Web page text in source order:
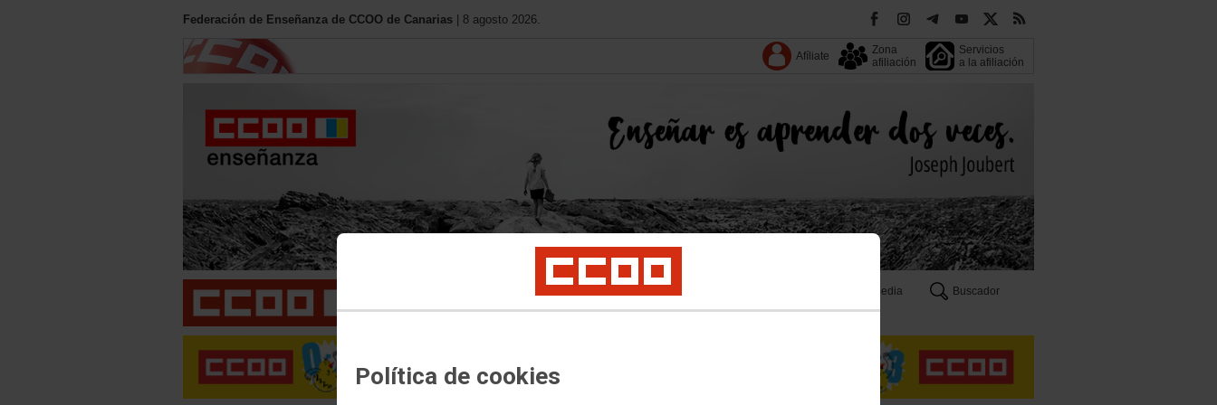
Política de cookies
Federación de Enseñanza de CCOO de Canarias | 8 agosto 2026.
Afíliate
Zona
afiliación
Servicios
a la afiliación
Multimedia
Buscador
Contacta
Solo afiliación